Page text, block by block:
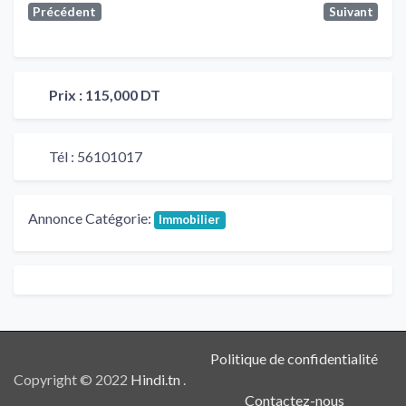
Précédent Suivant
Prix : 115,000 DT
Tél : 56101017
Annonce Catégorie: Immobilier
Copyright © 2022 Hindi.tn .
Politique de confidentialité
Contactez-nous